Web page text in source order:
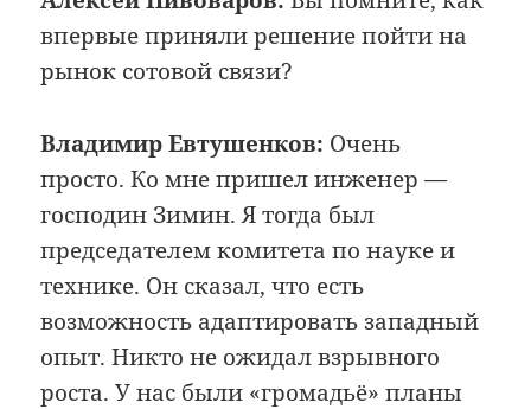
впервые приняли решение пойти на
рынок сотовой связи?
Владимир Евтушенков: Очень
просто. Ко мне пришел инженер —
господин Зимин. Я тогда был
председателем комитета по науке и
технике. Он сказал, что есть
возможность адаптировать западный
опыт. Никто не ожидал взрывного
роста. У нас были «громадьё» планы